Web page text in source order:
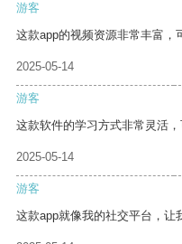
游客
这款app的视频资源非常丰富，
2025-05-14
游客
这款软件的学习方式非常灵活
2025-05-14
游客
这款app就像我的社交平台，让